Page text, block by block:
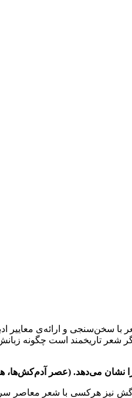
با سخن‌سنجی و ارائه‌ی معاییر
شعر تاریخمند است چگونه
نشان می‌دهد. (عصر آدم‌کش‌ها،
نیز هرکسی با شعر معاصر